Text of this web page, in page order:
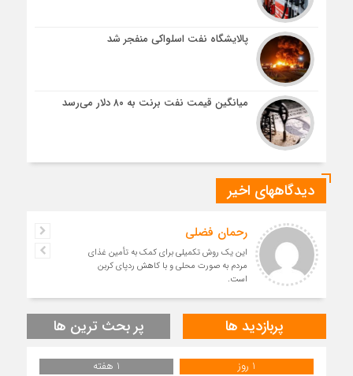
پالایشگاه نفت اسلواکی منفجر شد
میانگین قیمت نفت برنت به ۸۰ دلار می‌رسد
دیدگاههای اخیر
رحمان فضلی
این یک روش تکمیلی برای کمک به تأمین غذای
مردم به صورت محلی و با کاهش ردپای کربن
است.
پربازدید ها پر بحث ترین ها
1 روز
1 هفته